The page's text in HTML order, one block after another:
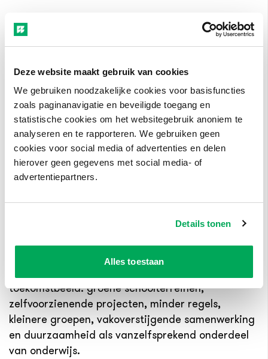
Deze website maakt gebruik van cookies
We gebruiken noodzakelijke cookies voor basisfuncties
zoals paginanavigatie en beveiligde toegang en
statistische cookies om het websitegebruik anoniem te
analyseren en te rapporteren. We gebruiken geen
cookies voor social media of advertenties en delen
hierover geen gegevens met social media- of
advertentiepartners.
Details tonen
Alles toestaan
Ecologische bewustwording en betekenis
De natuur en de fysieke leefomgeving spelen een
tastbaar en voelbaar maken: buiten leren,
aandacht voor klimaat, water en biodiversiteit en
bewustwording van consumptiepatronen.
Wat houdt ons nog tegen?
De intrinsieke motivatie is groot, maar
randvoorwaarden vormen een uitdaging: tijd,
klimaat. De roep om structurele ondersteuning en
professionele ruimte klinkt unaniem.
Als tijd en geld geen rol spelen
toekomstbeeld: groene schoolterreinen,
zelfvoorzienende projecten, minder regels,
kleinere groepen, vakoverstijgende samenwerking
en duurzaamheid als vanzelfsprekend onderdeel
van onderwijs.